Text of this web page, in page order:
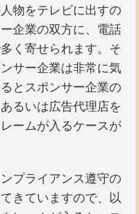
物をテレビに出すの
企業の双方に、電話
く寄せられます。そ
サー企業は非常に気
とスポンサー企業の
るいは広告代理店を
ームが入るケースが
プライアンス遵守の
きていますので、以